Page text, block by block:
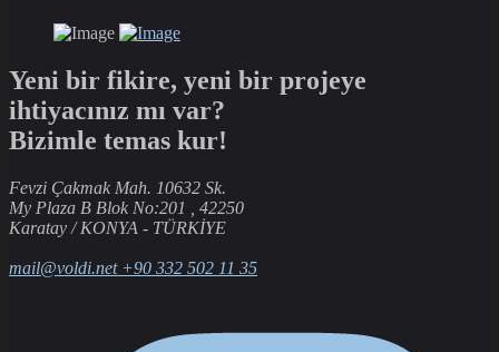
Yeni bir fikire, yeni bir projeye
ihtiyacınız mı var?
Bizimle temas kur!
Fevzi Çakmak Mah. 10632 Sk.
My Plaza B Blok No:201 , 42250
Karatay / KONYA - TÜRKİYE
mail@voldi.net +90 332 502 11 35